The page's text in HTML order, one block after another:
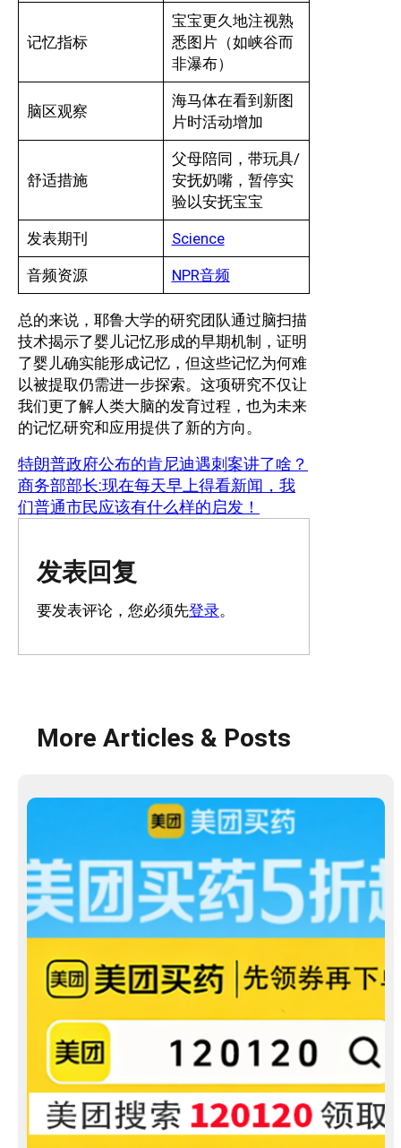
记忆指标
宝宝更久地注视熟
悉图片（如峡谷而
非瀑布）
脑区观察
海马体在看到新图
片时活动增加
舒适措施
父母陪同，带玩具/
安抚奶嘴，暂停实
验以安抚宝宝
发表期刊 Science
音频资源 NPR音频
总的来说，耶鲁大学的研究团队通过脑扫描
技术揭示了婴儿记忆形成的早期机制，证明
了婴儿确实能形成记忆，但这些记忆为何难
以被提取仍需进一步探索。这项研究不仅让
我们更了解人类大脑的发育过程，也为未来
的记忆研究和应用提供了新的方向。
特朗普政府公布的肯尼迪遇刺案讲了啥？
商务部部长:现在每天早上得看新闻，我
们普通市民应该有什么样的启发！
发表回复
要发表评论，您必须先登录。
More Articles & Posts